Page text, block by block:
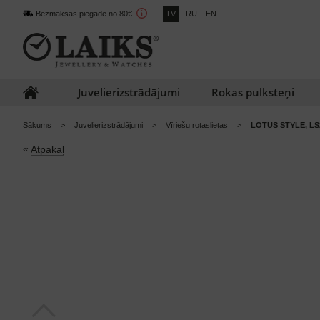
Bezmaksas piegāde no 80€ LV RU EN
Juvelierizstrādājumi Rokas pulksteņi
Sākums Juvelierizstrādājumi Vīriešu rotaslietas LOTUS STYLE,
« Atpakaļ